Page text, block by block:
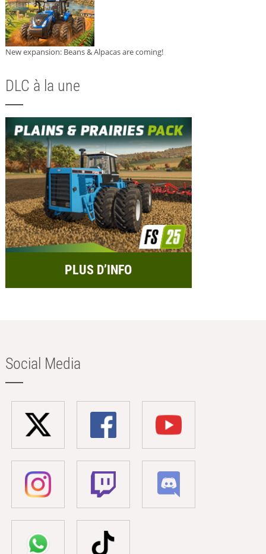
New expansion: Beans & Alpacas are coming!
DLC à la une
PLUS D’INFO
Social Media